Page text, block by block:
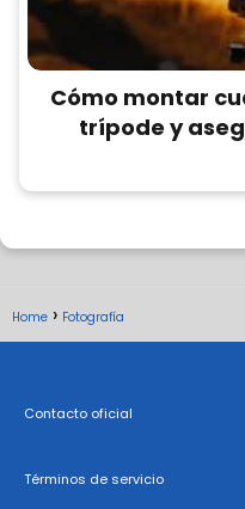
Cómo montar
trípode y
Home Fotografía
Contacto oficial
Términos de servicio